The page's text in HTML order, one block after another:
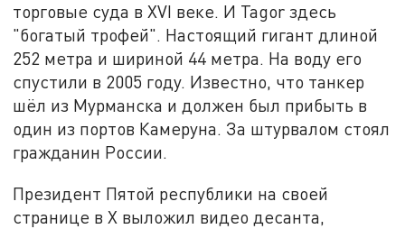
торговые суда в XVI веке. И Tagor здесь
"богатый трофей". Настоящий гигант длиной
252 метра и шириной 44 метра. На воду его
спустили в 2005 году. Известно, что танкер
шёл из Мурманска и должен был прибыть в
один из портов Камеруна. За штурвалом стоял
гражданин России.
Президент Пятой республики на своей
странице в X выложил видео десанта,